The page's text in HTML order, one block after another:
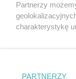
Partnerzy
charakterystykę
zmienić/wycofać
PARTNERZY